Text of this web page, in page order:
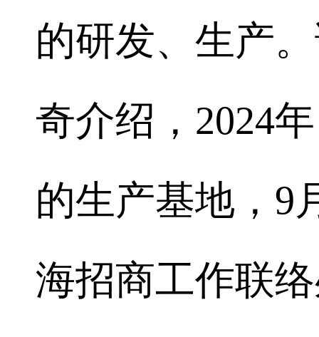
的研发、生产
奇介绍，2024
的生产基地，9
海招商工作联